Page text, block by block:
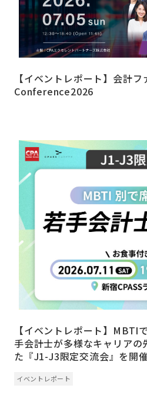
【イベントレポート】会計
Conference2026
【イベントレポート】MBTI
手会計士が多様なキャリアの
た『J1-J3限定交流会』を開
イベントレポート